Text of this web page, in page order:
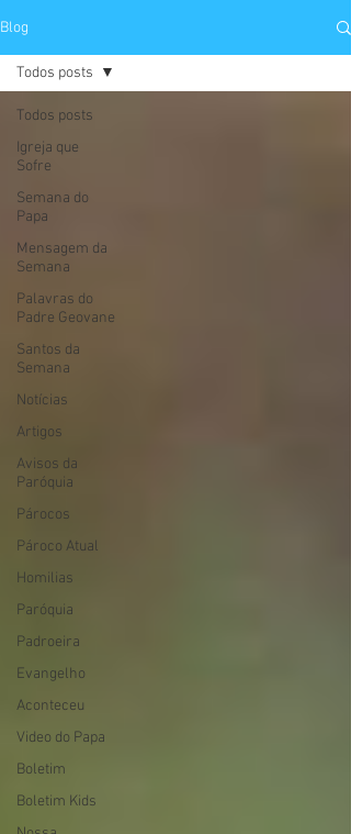
Blog
Todos posts
Igreja que
Sofre
Semana do
Papa
Mensagem da
Semana
Palavras do
Padre Geovane
Santos da
Semana
Notícias
Artigos
Avisos da
Paróquia
Párocos
Pároco Atual
Homilias
Paróquia
Padroeira
Evangelho
Aconteceu
Video do Papa
Boletim
Boletim Kids
Todos posts